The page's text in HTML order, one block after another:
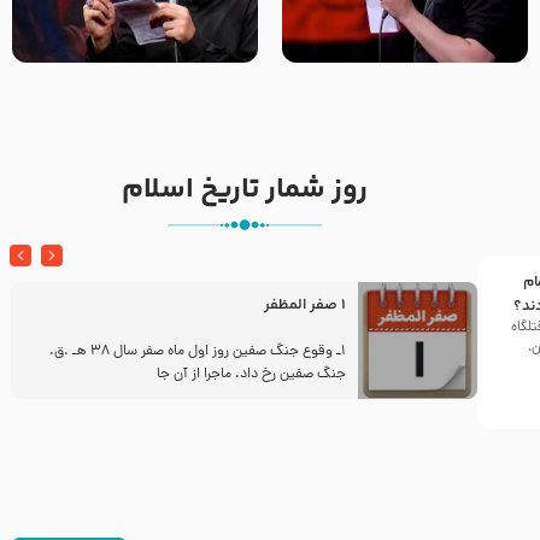
تک ، عبّاس، صاحب دل‌هاست –
حاج حنیف طاهری – عزاداری شب
من غلام نوکراتم من عاشق
کربلاتم – شور زمینه – شب هفتم
روز شمار تاریخ اسلام
1 صفر المظفر
1ـ وقوع جنگ صفین روز اول ماه صفر سال 38 هـ .ق.
جنگ صفین رخ داد. ماجرا از آن جا